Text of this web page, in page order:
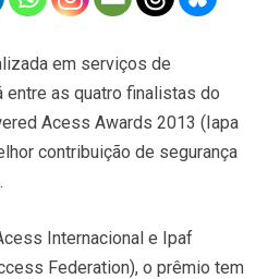
em serviços de
entre as quatro finalistas do
Acess Awards 2013 (Iapa
contribuição de segurança
Internacional e Ipaf
Federation), o prêmio tem